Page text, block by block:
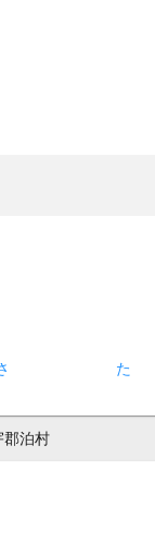
た
郡泊村